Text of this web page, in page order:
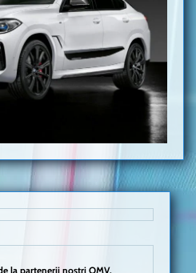
la partenerii noștri OMV.